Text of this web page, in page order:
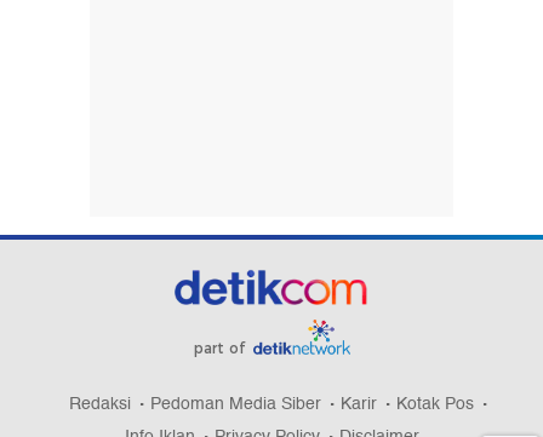
part of
Redaksi Pedoman Media Siber Karir
Kotak Pos